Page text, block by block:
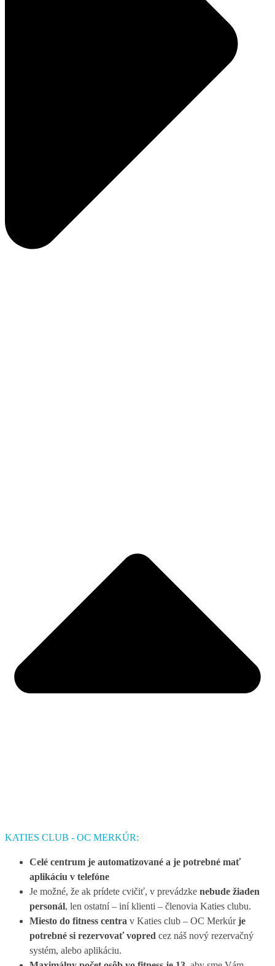
KATIES CLUB - OC MERKÚR:
Celé centrum je automatizované a je potrebné mať
aplikáciu v telefóne
Je možné, že ak prídete cvičiť, v prevádzke nebude žiaden
personál, len ostatní – iní klienti – členovia Katies clubu.
Miesto do fitness centra v Katies club – OC Merkúrje
potrebné si rezervovať vopred cez náš nový rezervačný
systém, alebo aplikáciu.